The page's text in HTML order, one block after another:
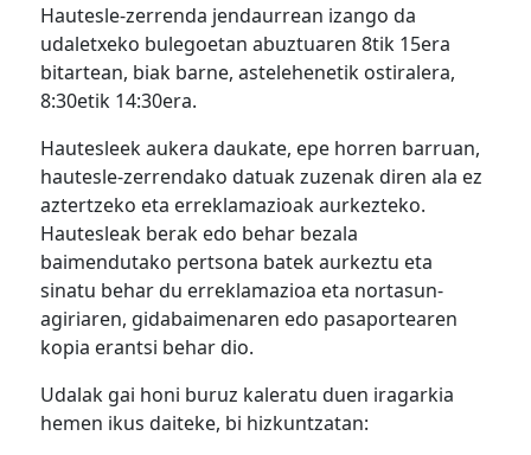
Hautesle-zerrenda jendaurrean izango da
udaletxeko bulegoetan abuztuaren 8tik 15era
bitartean, biak barne, astelehenetik ostiralera,
8:30etik 14:30era.
Hautesleek aukera daukate, epe horren barruan,
hautesle-zerrendako datuak zuzenak diren ala ez
aztertzeko eta erreklamazioak aurkezteko.
Hautesleak berak edo behar bezala
baimendutako pertsona batek aurkeztu eta
sinatu behar du erreklamazioa eta nortasun-
agiriaren, gidabaimenaren edo pasaportearen
kopia erantsi behar dio.
Udalak gai honi buruz kaleratu duen iragarkia
hemen ikus daiteke, bi hizkuntzatan: